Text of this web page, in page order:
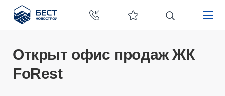
Бест
Новострой
ПОКУПАТЕЛЯМ
Открыт офис продаж ЖК
FoRest